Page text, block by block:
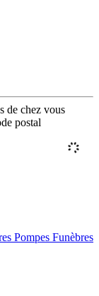
de chez vous
postal
Pompes Funèbres